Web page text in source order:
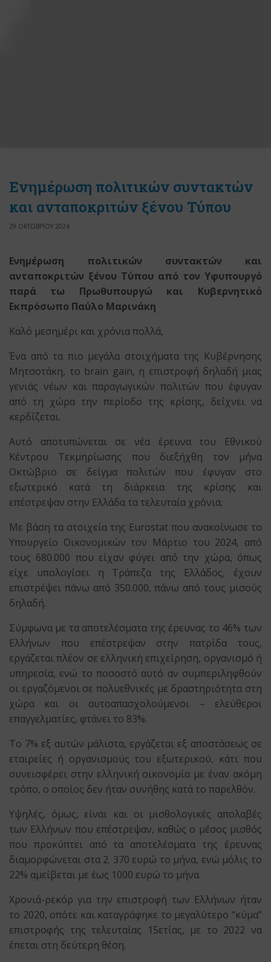
Ενημέρωση πολιτικών συντακτών
και ανταποκριτών ξένου Τύπου
29 ΟΚΤΩΒΡΙΟΥ 2024
Ενημέρωση πολιτικών συντακτών και
ανταποκριτών ξένου Τύπου από τον Υφυπουργό
παρά τω Πρωθυπουργώ και Κυβερνητικό
Εκπρόσωπο Παύλο Μαρινάκη
Καλό μεσημέρι και χρόνια πολλά,
Ένα από τα πιο μεγάλα στοιχήματα της Κυβέρνησης
Μητσοτάκη, το brain gain, η επιστροφή δηλαδή μιας
γενιάς νέων και παραγωγικών πολιτών που έφυγαν
από τη χώρα την περίοδο της κρίσης, δείχνει να
κερδίζεται.
Αυτό αποτυπώνεται σε νέα έρευνα του Εθνικού
Κέντρου Τεκμηρίωσης που διεξήχθη τον μήνα
Οκτώβριο σε δείγμα πολιτών που έφυγαν στο
εξωτερικό κατά τη διάρκεια της κρίσης και
επέστρεψαν στην Ελλάδα τα τελευταία χρόνια.
Με βάση τα στοιχεία της Eurostat που ανακοίνωσε το
Υπουργείο Οικονομικών τον Μάρτιο του 2024, από
τους 680.000 που είχαν φύγει από την χώρα, όπως
είχε υπολογίσει η Τράπεζα της Ελλάδος, έχουν
επιστρέψει πάνω από 350.000, πάνω από τους μισούς
δηλαδή.
Σύμφωνα με τα αποτελέσματα της έρευνας το 46% των
Ελλήνων που επέστρεψαν στην πατρίδα τους,
εργάζεται πλέον σε ελληνική επιχείρηση, οργανισμό ή
υπηρεσία, ενώ το ποσοστό αυτό αν συμπεριληφθούν
οι εργαζόμενοι σε πολυεθνικές με δραστηριότητα στη
χώρα και οι αυτοαπασχολούμενοι – ελεύθεροι
επαγγελματίες, φτάνει το 83%.
Το 7% εξ αυτών μάλιστα, εργάζεται εξ αποστάσεως σε
εταιρείες ή οργανισμούς του εξωτερικού, κάτι που
συνεισφέρει στην ελληνική οικονομία με έναν ακόμη
τρόπο, ο οποίος δεν ήταν συνήθης κατά το παρελθόν.
Υψηλές, όμως, είναι και οι μισθολογικές απολαβές
των Ελλήνων που επέστρεψαν, καθώς ο μέσος μισθός
που προκύπτει από τα αποτελέσματα της έρευνας
διαμορφώνεται στα 2. 370 ευρώ το μήνα, ενώ μόλις το
22% αμείβεται με έως 1000 ευρώ το μήνα.
Χρονιά-ρεκόρ για την επιστροφή των Ελλήνων ήταν
το 2020, οπότε και καταγράφηκε το μεγαλύτερο “κύμα”
επιστροφής της τελευταίας 15ετίας, με το 2022 να
έπεται στη δεύτερη θέση.